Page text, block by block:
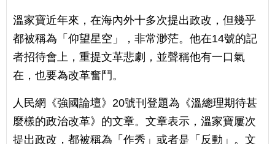
溫家寶近年來，在海內外十多次提出政改，但幾乎
都被稱為「仰望星空」，非常渺茫。他在14號的記
者招待會上，重提文革悲劇，並聲稱他有一口氣
在，也要為改革奮鬥。
人民網《強國論壇》20號刊登題為《溫總理期待甚
麼樣的政治改革》的文章。文章表示，溫家寶屢次
提出政改，都被稱為「作秀」或者是「反動」。文